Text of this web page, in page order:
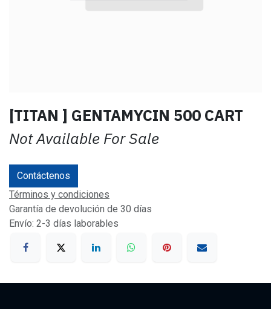
[TITAN ] GENTAMYCIN 500 CART
Not Available For Sale
Contáctenos
Términos y condiciones
Garantía de devolución de 30 días
Envío: 2-3 días laborables